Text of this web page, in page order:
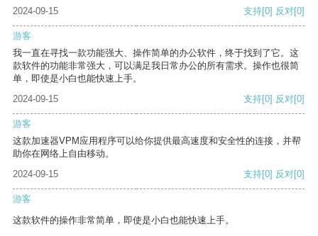
2024-09-15 支持[0] 反对[0]
游客
我一直在寻找一款功能强大、操作简单的办公软件，终于找到了它。这
款软件的功能非常强大，可以满足我日常办公的所有需求。操作也很简
单，即使是小白也能快速上手。
2024-09-15
支持[0] 反对[0]
游客
这款加速器VPM应用程序可以给你提供最高速度和安全性的连接，并帮
助你在网络上自由移动。
2024-09-15
支持[0] 反对[0]
游客
这款软件的操作非常简单，即使是小白也能快速上手。